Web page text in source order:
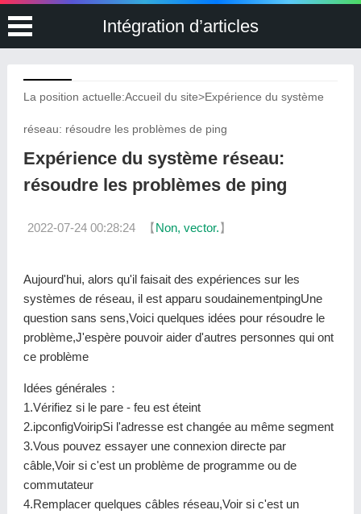
Intégration d’articles
La position actuelle:Accueil du site>Expérience du système
réseau: résoudre les problèmes de ping
Expérience du système réseau:
résoudre les problèmes de ping
2022-07-24 00:28:24 【Non, vector.】
Aujourd'hui, alors qu'il faisait des expériences sur les
systèmes de réseau, il est apparu soudainementpingUne
question sans sens,Voici quelques idées pour résoudre le
problème,J'espère pouvoir aider d'autres personnes qui ont
ce problème
Idées générales：
1.Vérifiez si le pare - feu est éteint
2.ipconfigVoiripSi l'adresse est changée au même segment
3.Vous pouvez essayer une connexion directe par
câble,Voir si c'est un problème de programme ou de
commutateur
4.Remplacer quelques câbles réseau,Voir si c'est un